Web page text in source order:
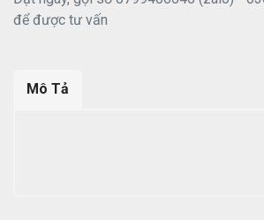
để được tư vấn
Mô Tả